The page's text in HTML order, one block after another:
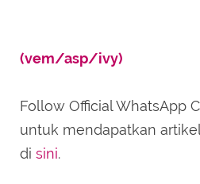
(vem/asp/ivy)
Follow Official WhatsApp
untuk mendapatkan
di sini.